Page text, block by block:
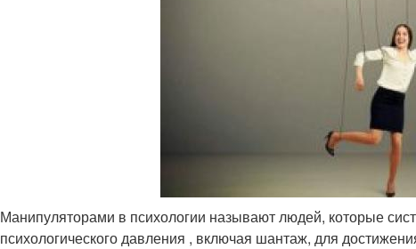
Манипуляторами в психологии называют людей, которые
психологического давления , включая шантаж, для